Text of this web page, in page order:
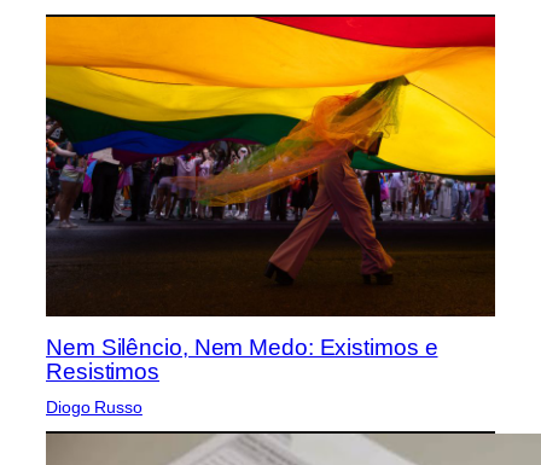
Nem Silêncio, Nem Medo: Existimos e
Resistimos
Diogo Russo